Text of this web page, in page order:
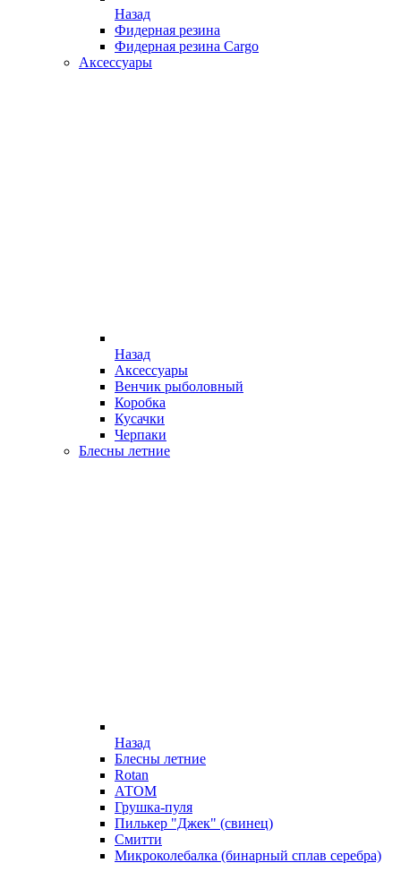
Назад
Фидерная резина
Фидерная резина Cargo
Аксессуары
Назад
Аксессуары
Венчик рыболовный
Коробка
Кусачки
Черпаки
Блесны летние
Назад
Блесны летние
Rotan
АТОМ
Грушка-пуля
Пилькер "Джек" (свинец)
Смитти
Микроколебалка (бинарный сплав серебра)